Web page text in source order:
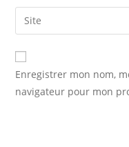
comment
email
address
comment
Saisir
l’URL
de
votre
(facultatif)
Enregistrer mon nom,
navigateur pour mon